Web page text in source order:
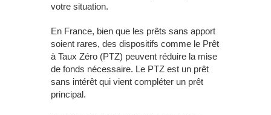
votre situation.
En France, bien que les prêts sans apport
soient rares, des dispositifs comme le Prêt
à Taux Zéro (PTZ) peuvent réduire la mise
de fonds nécessaire. Le PTZ est un prêt
sans intérêt qui vient compléter un prêt
principal.